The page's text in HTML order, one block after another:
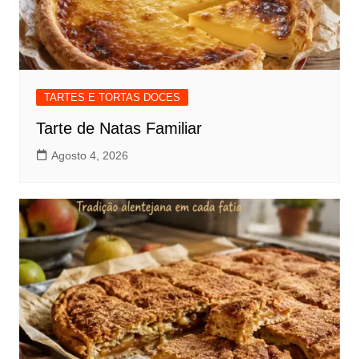
TARTES E TORTAS DOCES
Tarte de Natas Familiar
Agosto 4, 2026